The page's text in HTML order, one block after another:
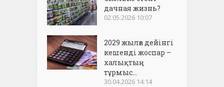
дачная жизнь?
02.05.2026 10:07
2029 жылға дейінгі
кешенді жоспар –
халықтың
тұрмыс...
30.04.2026 14:14